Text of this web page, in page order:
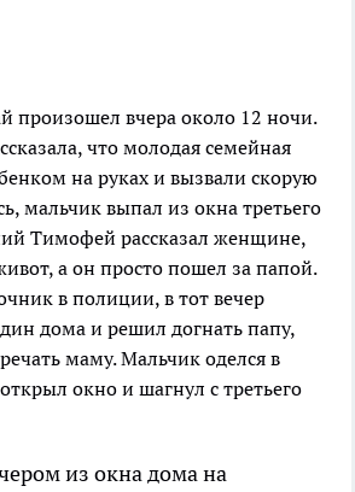
произошел вчера около 12 ночи.
что молодая семейная
на руках и вызвали скорую
мальчик выпал из окна третьего
Тимофей рассказал женщине,
а он просто пошел за папой.
в полиции, в тот вечер
дома и решил догнать папу,
маму. Мальчик оделся в
окно и шагнул с третьего
из окна дома на